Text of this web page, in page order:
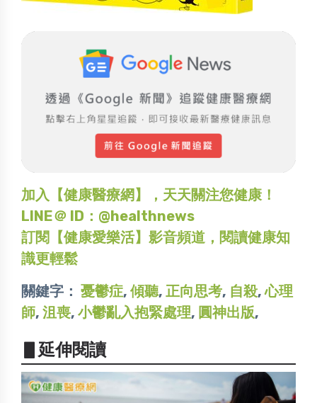
加入【健康醫療網】，天天關注您健康！
LINE＠ ID：@healthnews
訂閱【健康愛樂活】影音頻道，閱讀健康知
識更輕鬆
關鍵字： 憂鬱症, 傾聽, 正向思考, 自殺,心理
師, 沮喪, 小鬱亂入抱緊處理, 圓神出版,
▋延伸閱讀